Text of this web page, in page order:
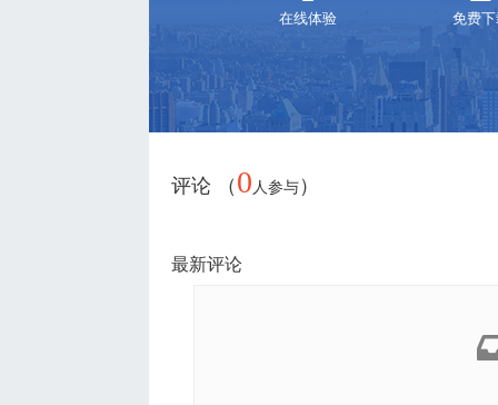
在线体验 免费
评论 （ 0 人参与 ）
最新评论